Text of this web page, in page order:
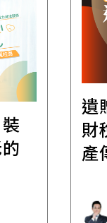
遺
財
產